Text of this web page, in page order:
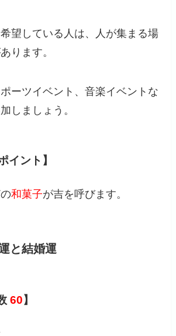
望している人は、人が集まる場
ります。
ーツイベント、音楽イベントな
しましょう。
イント】
和菓子が吉を呼びます。
と結婚運
60】